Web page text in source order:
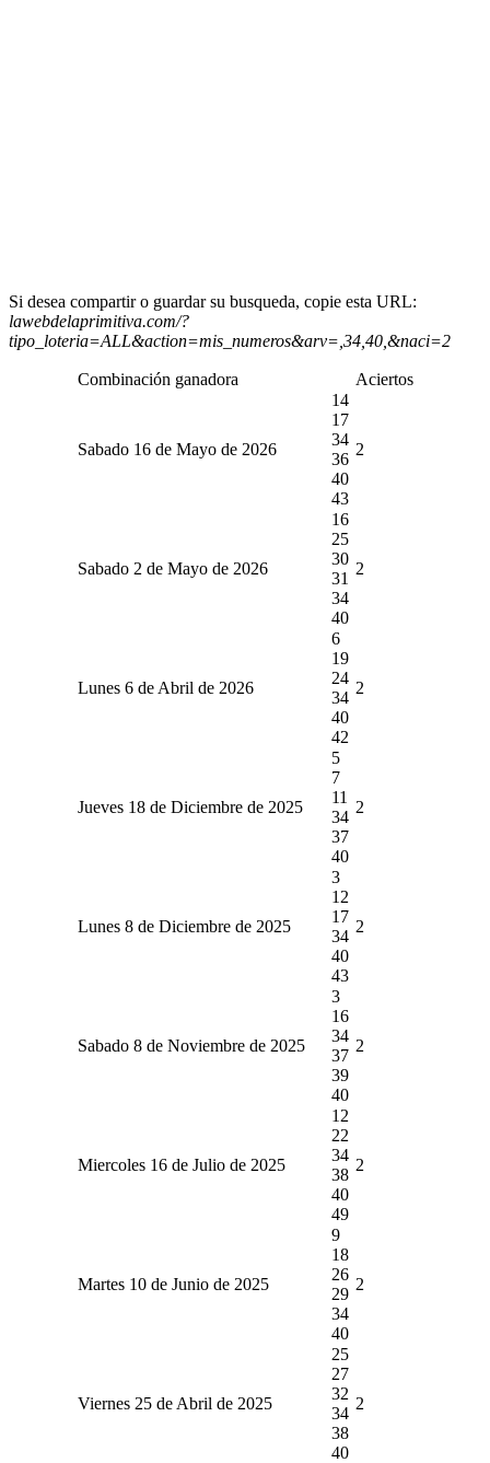
Si desea compartir o guardar su busqueda, copie esta URL:
lawebdelaprimitiva.com/?
tipo_loteria=ALL&action=mis_numeros&arv=,34,40,&naci=2
Combinación ganadora Aciertos
Sabado 16 de Mayo de 2026
14
17
34
36
40
43
2
Sabado 2 de Mayo de 2026
16
25
30
31
34
40
2
Lunes 6 de Abril de 2026
6
19
24
34
40
42
2
Jueves 18 de Diciembre de 2025
5
7
11
34
37
40
2
Lunes 8 de Diciembre de 2025
3
12
17
34
40
43
2
Sabado 8 de Noviembre de 2025
3
16
34
37
39
40
2
Miercoles 16 de Julio de 2025
12
22
34
38
40
49
2
Martes 10 de Junio de 2025
9
18
26
29
34
40
2
Viernes 25 de Abril de 2025
25
27
32
34
38
40
2